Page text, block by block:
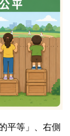
平等」、右側